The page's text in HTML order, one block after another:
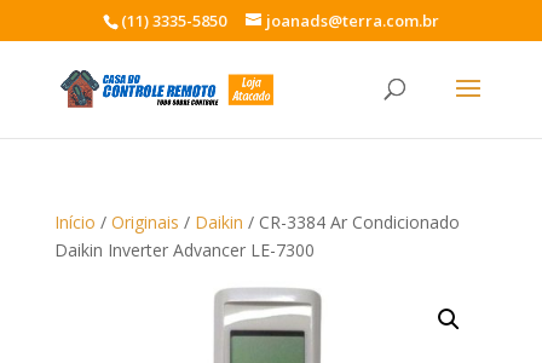
(11) 3335-5850 joanads@terra.com.br
Início / Originais / Daikin / CR-3384 Ar Condicionado
Daikin Inverter Advancer LE-7300